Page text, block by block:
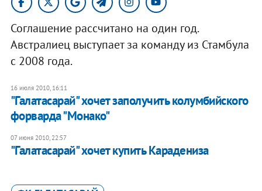
Соглашение рассчитано на один год.
Австралиец выступает за команду из Стамбула
с 2008 года.
16 июля 2010, 16:11
"Галатасарай" хочет заполучить колумбийского
форварда "Монако"
07 июня 2010, 22:57
"Галатасарай" хочет купить Карадениза